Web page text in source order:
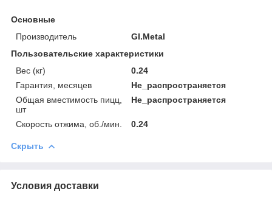
Основные
Производитель
GI.Metal
Пользовательские характеристики
Вес (кг)
0.24
Гарантия, месяцев
Не_распространяется
Общая вместимость пицц,
шт
Не_распространяется
Скорость отжима, об./мин. 0.24
Скрыть
Условия доставки